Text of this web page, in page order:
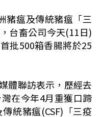
豬瘟及傳統豬瘟「三
台畜公司今天(11日)
批500箱香腸將於25
體聯訪表示，歷經去
在今年4月重獲口蹄
統豬瘟(CSF)「三疫